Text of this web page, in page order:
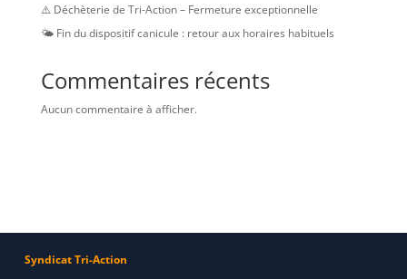
⚠️ Déchèterie de Tri-Action – Fermeture exceptionnelle
🌤️ Fin du dispositif canicule : retour aux horaires habituels
Commentaires récents
Aucun commentaire à afficher.
Syndicat Tri-Action